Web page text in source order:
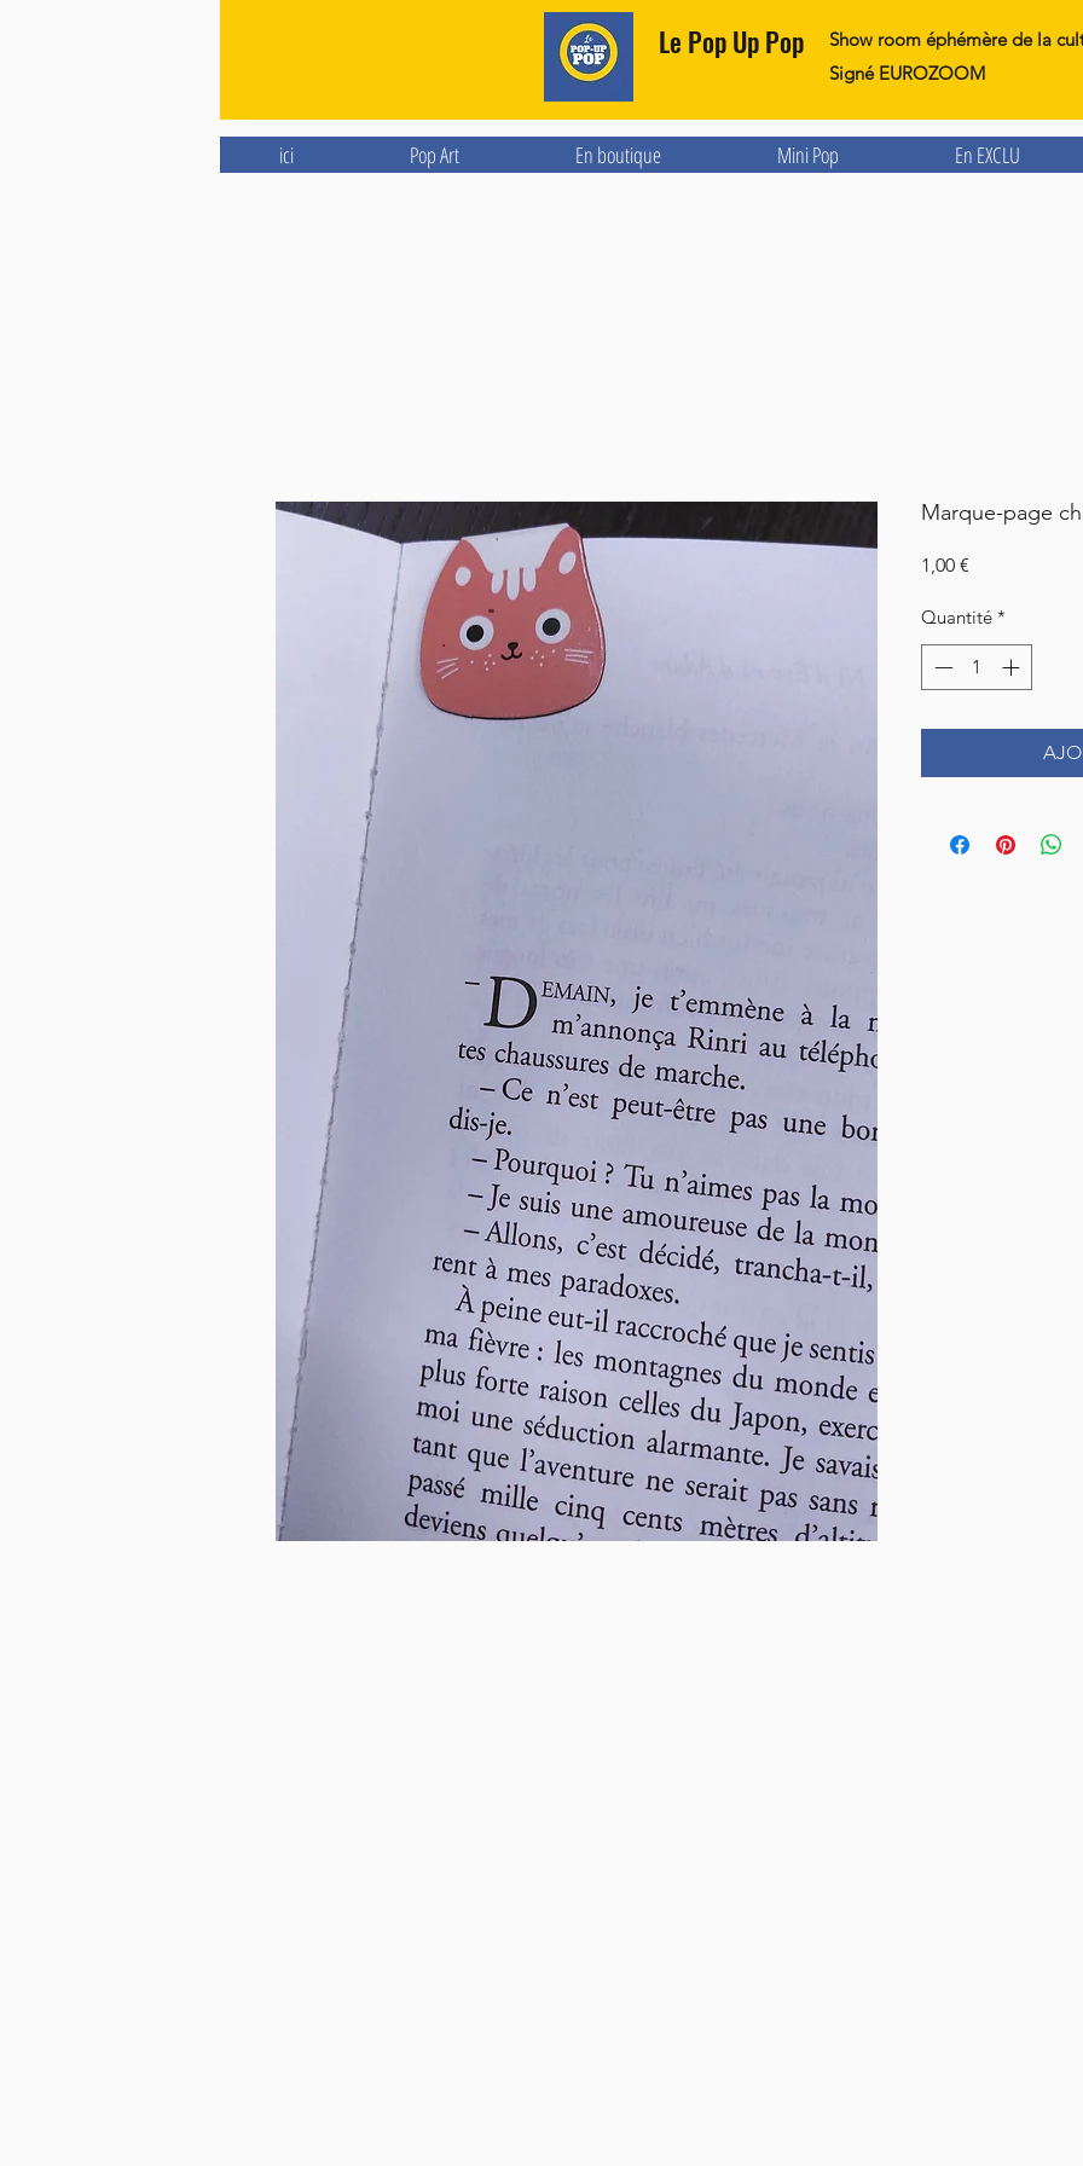
Le Pop Up Pop
Show room éphémère de la
Signé EUROZOOM
ici Pop Art En boutique Mini Pop En EXCLU
Marque-page
1,00 €
Quantité *